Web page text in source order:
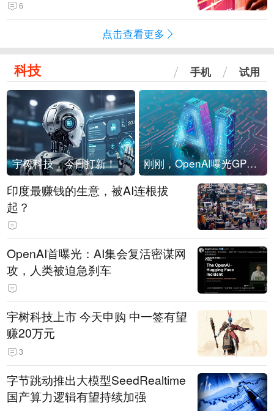
险！
6
点击查看更多
科技 手机 试用
宇树科技，今日打新！ 刚刚，OpenAI曝光GPT-6！传10万亿参数，8月强行发布
印度最赚钱的生意，被AI连根拔
起？
OpenAI首曝光：AI集会复活密谋网
攻，人类被迫急刹车
宇树科技上市 今天申购 中一签有望
赚20万元
3
字节跳动推出大模型SeedRealtime
国产算力逻辑有望持续加强